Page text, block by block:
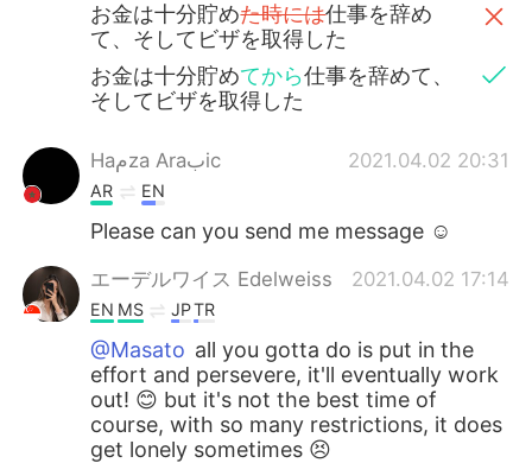
お金は十分貯めた時には仕事を辞め
て、そしてビザを取得した
お金は十分貯めてから仕事を辞めて、
そしてビザを取得した
Haمza Araبic 2021.04.02 20:31
AR EN
Please can you send me message ☺️
エーデルワイス Edelweiss 2021.04.02 17:14
EN MS JPTR
@Masato all you gotta do is put in the
effort and persevere, it'll eventually work
out! 😊 but it's not the best time of
course, with so many restrictions, it does
get lonely sometimes 😣